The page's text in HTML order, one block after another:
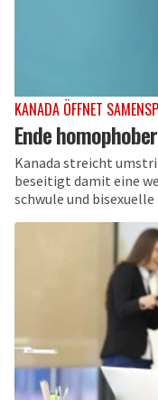
KANADA ÖFFNET
Ende
Kanada streicht
beseitigt damit eine
schwule und bisexuelle